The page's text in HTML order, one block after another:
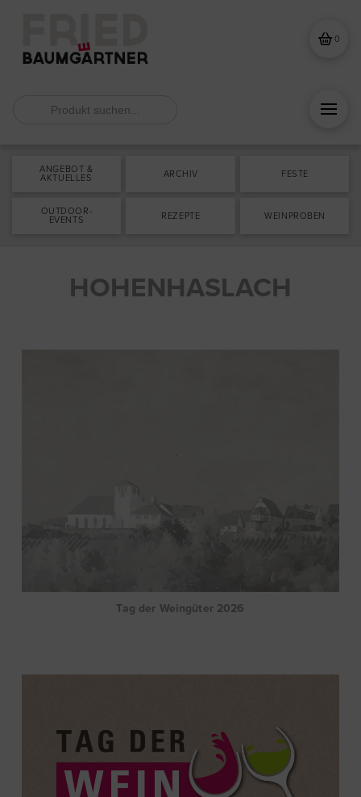
0
ANGEBOT &
AKTUELLES ARCHIV FESTE
OUTDOOR-
EVENTS REZEPTE WEINPROBEN
HOHENHASLACH
Tag der Weingüter 2026